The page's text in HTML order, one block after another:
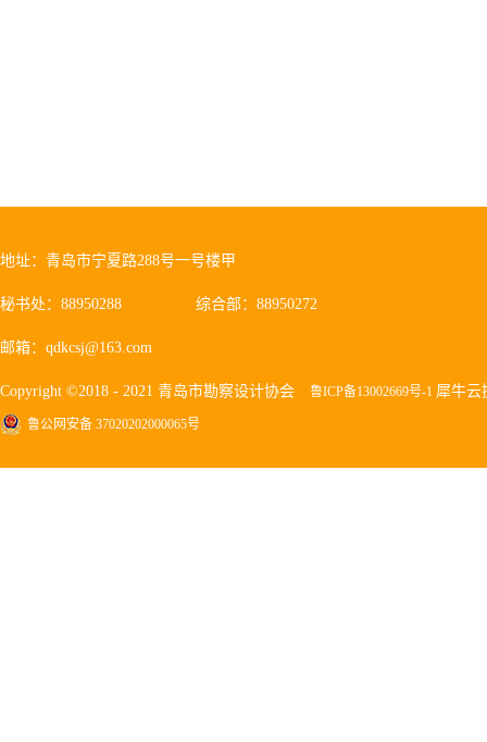
地址：青岛市宁夏路288号一号楼甲
秘书处：88950288 综合部：88950272
邮箱：qdkcsj@163.com
Copyright ©2018 - 2021 青岛市勘察设计协会 鲁ICP备13002669号-1 犀牛云
鲁公网安备 37020202000065号